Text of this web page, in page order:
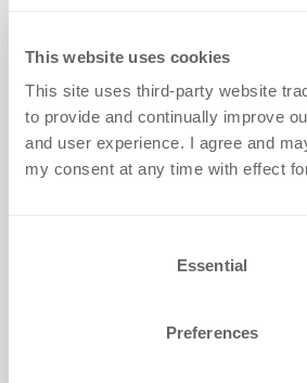
This website uses cookies
This site uses third-party website
to provide and continually improve
and user experience. I agree and
my consent at any time with effect
Essential
Preferences
trägt wie am ersten Tag,
gemacht.
wenn sie fehlt